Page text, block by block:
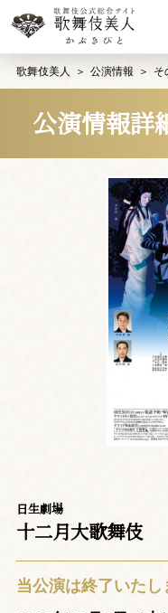
歌舞伎美人 公演情報 そ
公演情報詳
日生劇場
十二月大歌舞伎
当公演は終了いたし